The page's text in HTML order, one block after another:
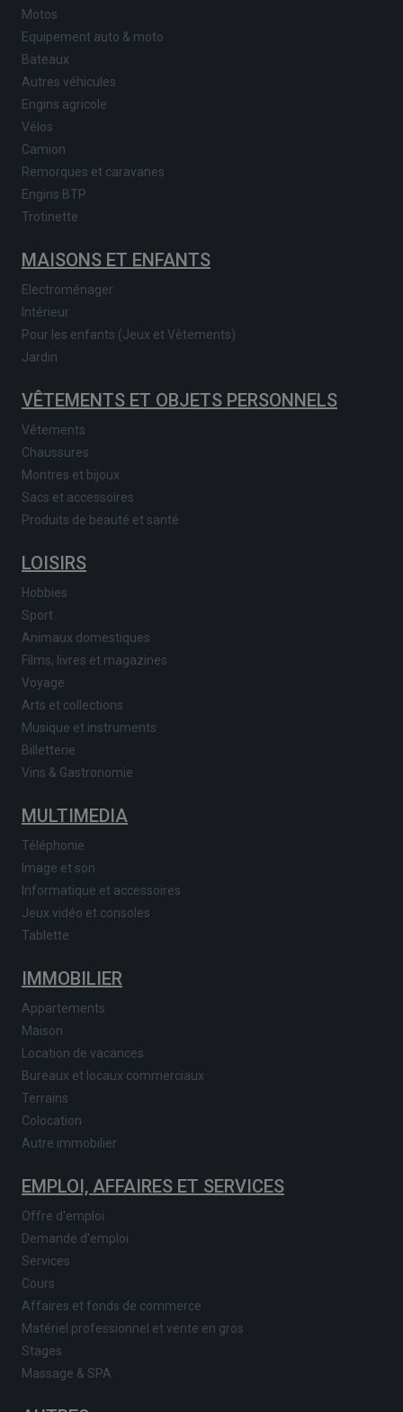
Motos
Equipement auto & moto
Bateaux
Autres véhicules
Engins agricole
Vélos
Camion
Remorques et caravanes
Engins BTP
Trotinette
MAISONS ET ENFANTS
Electroménager
Intérieur
Pour les enfants (Jeux et Vêtements)
Jardin
VÊTEMENTS ET OBJETS PERSONNELS
Vêtements
Chaussures
Montres et bijoux
Sacs et accessoires
Produits de beauté et santé
LOISIRS
Hobbies
Sport
Animaux domestiques
Films, livres et magazines
Voyage
Arts et collections
Musique et instruments
Billetterie
Vins & Gastronomie
MULTIMEDIA
Téléphonie
Image et son
Informatique et accessoires
Jeux vidéo et consoles
Tablette
IMMOBILIER
Appartements
Maison
Location de vacances
Bureaux et locaux commerciaux
Terrains
Colocation
Autre immobilier
EMPLOI, AFFAIRES ET SERVICES
Offre d'emploi
Demande d'emploi
Services
Cours
Affaires et fonds de commerce
Matériel professionnel et vente en gros
Stages
Massage & SPA